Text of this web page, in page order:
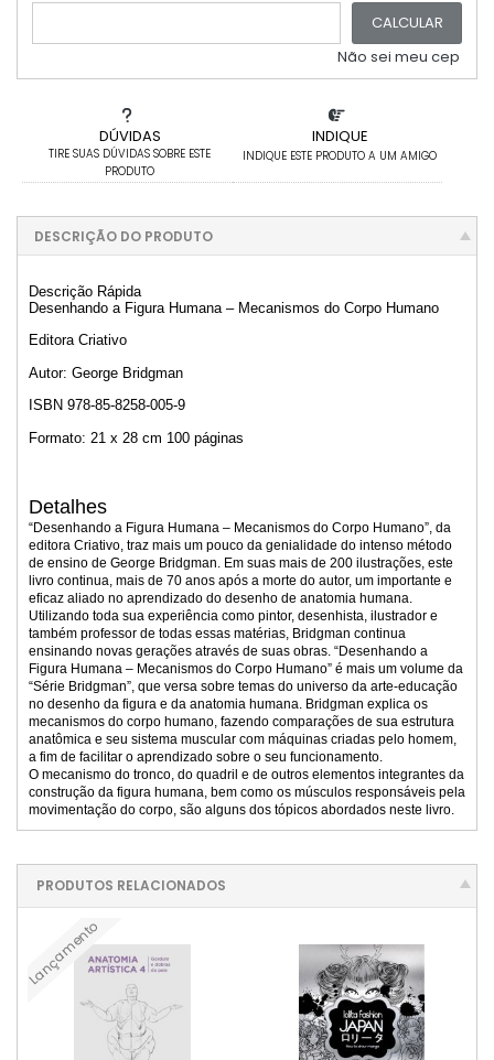
DÚVIDAS
TIRE SUAS DÚVIDAS SOBRE ESTE
PRODUTO
INDIQUE
INDIQUE ESTE PRODUTO A UM AMIGO
CALCULAR
Não sei meu cep
DESCRIÇÃO DO PRODUTO
Descrição Rápida
Desenhando a Figura Humana – Mecanismos do Corpo Humano
Editora Criativo
Autor: George Bridgman
ISBN 978-85-8258-005-9
Formato: 21 x 28 cm 100 páginas
Detalhes
“Desenhando a Figura Humana – Mecanismos do Corpo Humano”, da
editora Criativo, traz mais um pouco da genialidade do intenso método
de ensino de George Bridgman. Em suas mais de 200 ilustrações, este
livro continua, mais de 70 anos após a morte do autor, um importante e
eficaz aliado no aprendizado do desenho de anatomia humana.
Utilizando toda sua experiência como pintor, desenhista, ilustrador e
também professor de todas essas matérias, Bridgman continua
ensinando novas gerações através de suas obras. “Desenhando a
Figura Humana – Mecanismos do Corpo Humano” é mais um volume da
“Série Bridgman”, que versa sobre temas do universo da arte-educação
no desenho da figura e da anatomia humana. Bridgman explica os
mecanismos do corpo humano, fazendo comparações de sua estrutura
anatômica e seu sistema muscular com máquinas criadas pelo homem,
a fim de facilitar o aprendizado sobre o seu funcionamento.
O mecanismo do tronco, do quadril e de outros elementos integrantes da
construção da figura humana, bem como os músculos responsáveis pela
movimentação do corpo, são alguns dos tópicos abordados neste livro.
PRODUTOS RELACIONADOS
Lançamento